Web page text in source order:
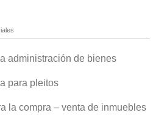
administración de bienes
para pleitos
la compra – venta de inmuebles